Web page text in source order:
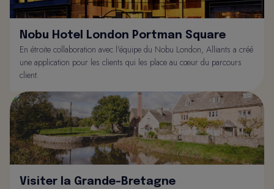
Nobu Hotel London Portman Square
En étroite collaboration avec l'équipe du Nobu London, Alliants a créé
une application pour les clients qui les place au cœur du parcours
client.
Visiter la Grande-Bretagne